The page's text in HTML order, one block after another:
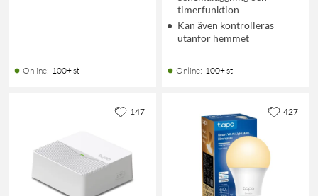
Online: 100+ st
timerfunktion
Kan även kontrolleras
utanför hemmet
Online: 100+ st
147 427